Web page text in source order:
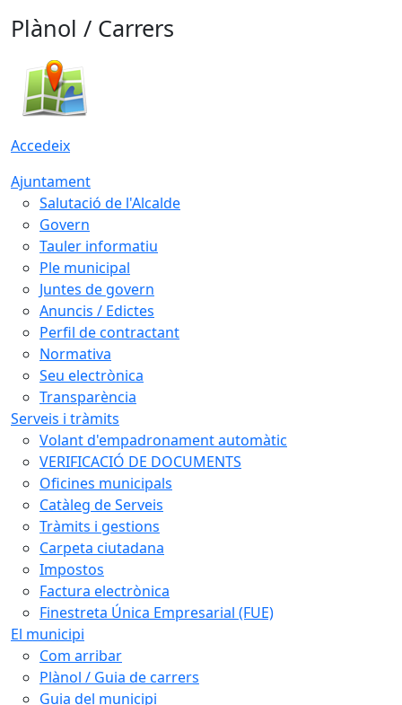
Plànol / Carrers
Accedeix
Ajuntament
Salutació de l'Alcalde
Govern
Tauler informatiu
Ple municipal
Juntes de govern
Anuncis / Edictes
Perfil de contractant
Normativa
Seu electrònica
Transparència
Serveis i tràmits
Volant d'empadronament automàtic
VERIFICACIÓ DE DOCUMENTS
Oficines municipals
Catàleg de Serveis
Tràmits i gestions
Carpeta ciutadana
Impostos
Factura electrònica
Finestreta Única Empresarial (FUE)
El municipi
Com arribar
Plànol / Guia de carrers
Guia del municipi